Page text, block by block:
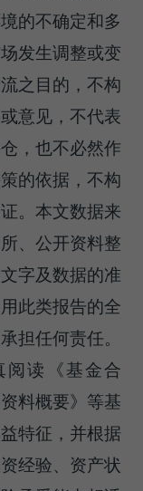
的不确定和多
发生调整或变
之目的，不构
意见，不代表
，也不必然作
的依据，不构
。本文数据来
、公开资料整
字及数据的准
此类报告的全
担任何责任。
阅读《基金合
料概要》等基
特征，并根据
经验、资产状